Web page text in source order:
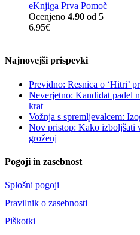
eKnjiga Prva Pomoč
Ocenjeno 4.90 od 5
6.95€
Najnovejši prispevki
Previdno: Resnica o ‘Hitri’
Neverjetno: Kandidat padel
krat
Vožnja s spremljevalcem:
Nov pristop: Kako izboljšati
groženj
Pogoji in zasebnost
Splošni pogoji
Pravilnik o zasebnosti
Piškotki